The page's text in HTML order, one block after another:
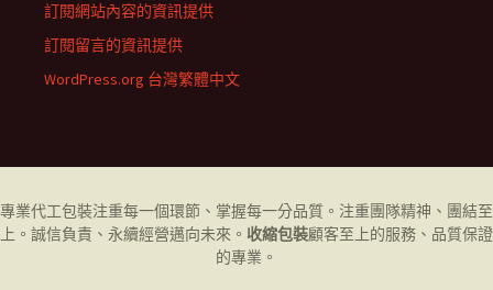
訂閱網站內容的資訊提供
訂閱留言的資訊提供
WordPress.org 台灣繁體中文
專業代工包裝注重每一個環節、掌握每一分品質。注重團隊精神、團結至
上。誠信負責、永續經營邁向未來。 收縮包裝顧客至上的服務、品質保證
的專業。